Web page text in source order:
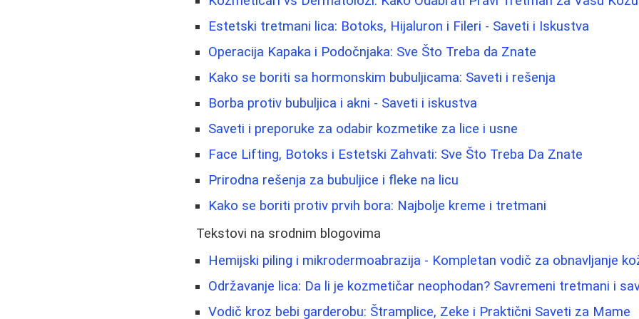
Estetski tretmani lica: Botoks, Hijaluron i Fileri - Saveti i Iskustva
Operacija Kapaka i Podočnjaka: Sve Što Treba da Znate
Kako se boriti sa hormonskim bubuljicama: Saveti i rešenja
Borba protiv bubuljica i akni - Saveti i iskustva
Saveti i preporuke za odabir kozmetike za lice i usne
Face Lifting, Botoks i Estetski Zahvati: Sve Što Treba Da Znate
Prirodna rešenja za bubuljice i fleke na licu
Kako se boriti protiv prvih bora: Najbolje kreme i tretmani
Tekstovi na srodnim blogovima
Hemijski piling i mikrodermoabrazija - Kompletan vodič za obnavljanje
Održavanje lica: Da li je kozmetičar neophodan? Savremeni tretmani i
Vodič kroz bebi garderobu: Štramplice, Zeke i Praktični Saveti za Mame